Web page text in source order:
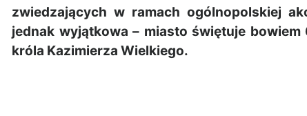
zwiedzających w ramach ogólnopolskiej
jednak wyjątkowa – miasto świętuje
króla Kazimierza Wielkiego.